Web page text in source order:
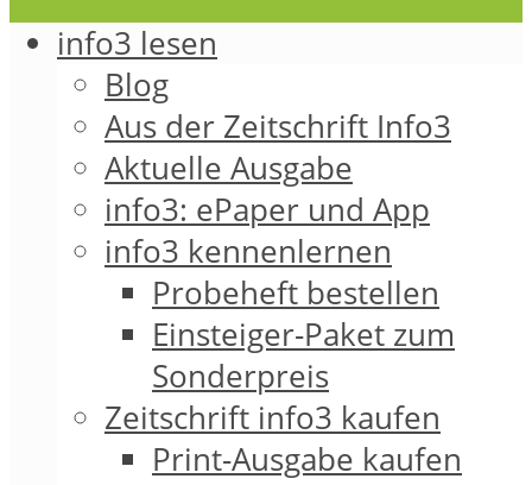
info3 lesen
Blog
Aus der Zeitschrift Info3
Aktuelle Ausgabe
info3: ePaper und App
info3 kennenlernen
Probeheft bestellen
Einsteiger-Paket zum
Sonderpreis
Zeitschrift info3 kaufen
Print-Ausgabe kaufen